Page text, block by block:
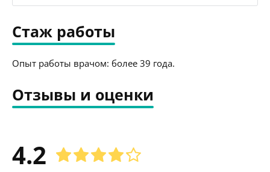
Стаж работы
Опыт работы врачом: более 39 года.
Отзывы и оценки
4.2